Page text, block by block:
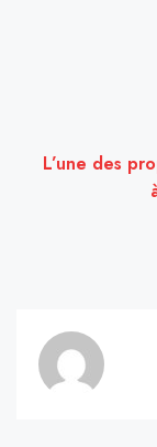
L’une des